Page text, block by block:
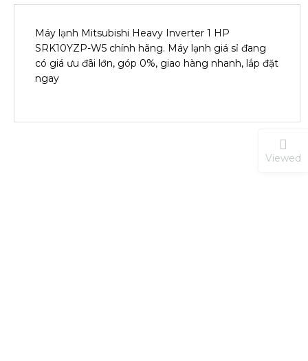
Máy lạnh Mitsubishi Heavy Inverter 1 HP
SRK10YZP-W5 chính hãng. Máy lạnh giá sỉ đang
có giá ưu đãi lớn, góp 0%, giao hàng nhanh, lắp đặt
ngay
Viewed